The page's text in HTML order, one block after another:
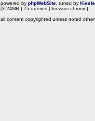
powered by phpWebSite , tuned by
[3.24MB | 75 queries | browser chrome]
all content copyrighted unless noted